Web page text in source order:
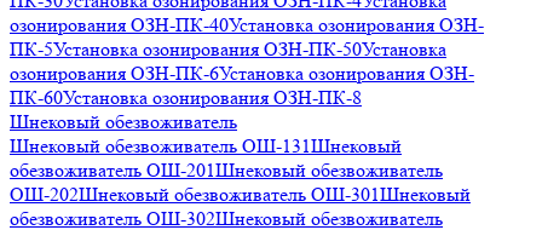
озонирования ОЗН-ПК-40Установка озонирования ОЗН-
ПК-5Установка озонирования ОЗН-ПК-50Установка
озонирования ОЗН-ПК-6Установка озонирования ОЗН-
ПК-60Установка озонирования ОЗН-ПК-8
Шнековый обезвоживатель
Шнековый обезвоживатель ОШ-131Шнековый
обезвоживатель ОШ-201Шнековый обезвоживатель
ОШ-202Шнековый обезвоживатель ОШ-301Шнековый
обезвоживатель ОШ-302Шнековый обезвоживатель